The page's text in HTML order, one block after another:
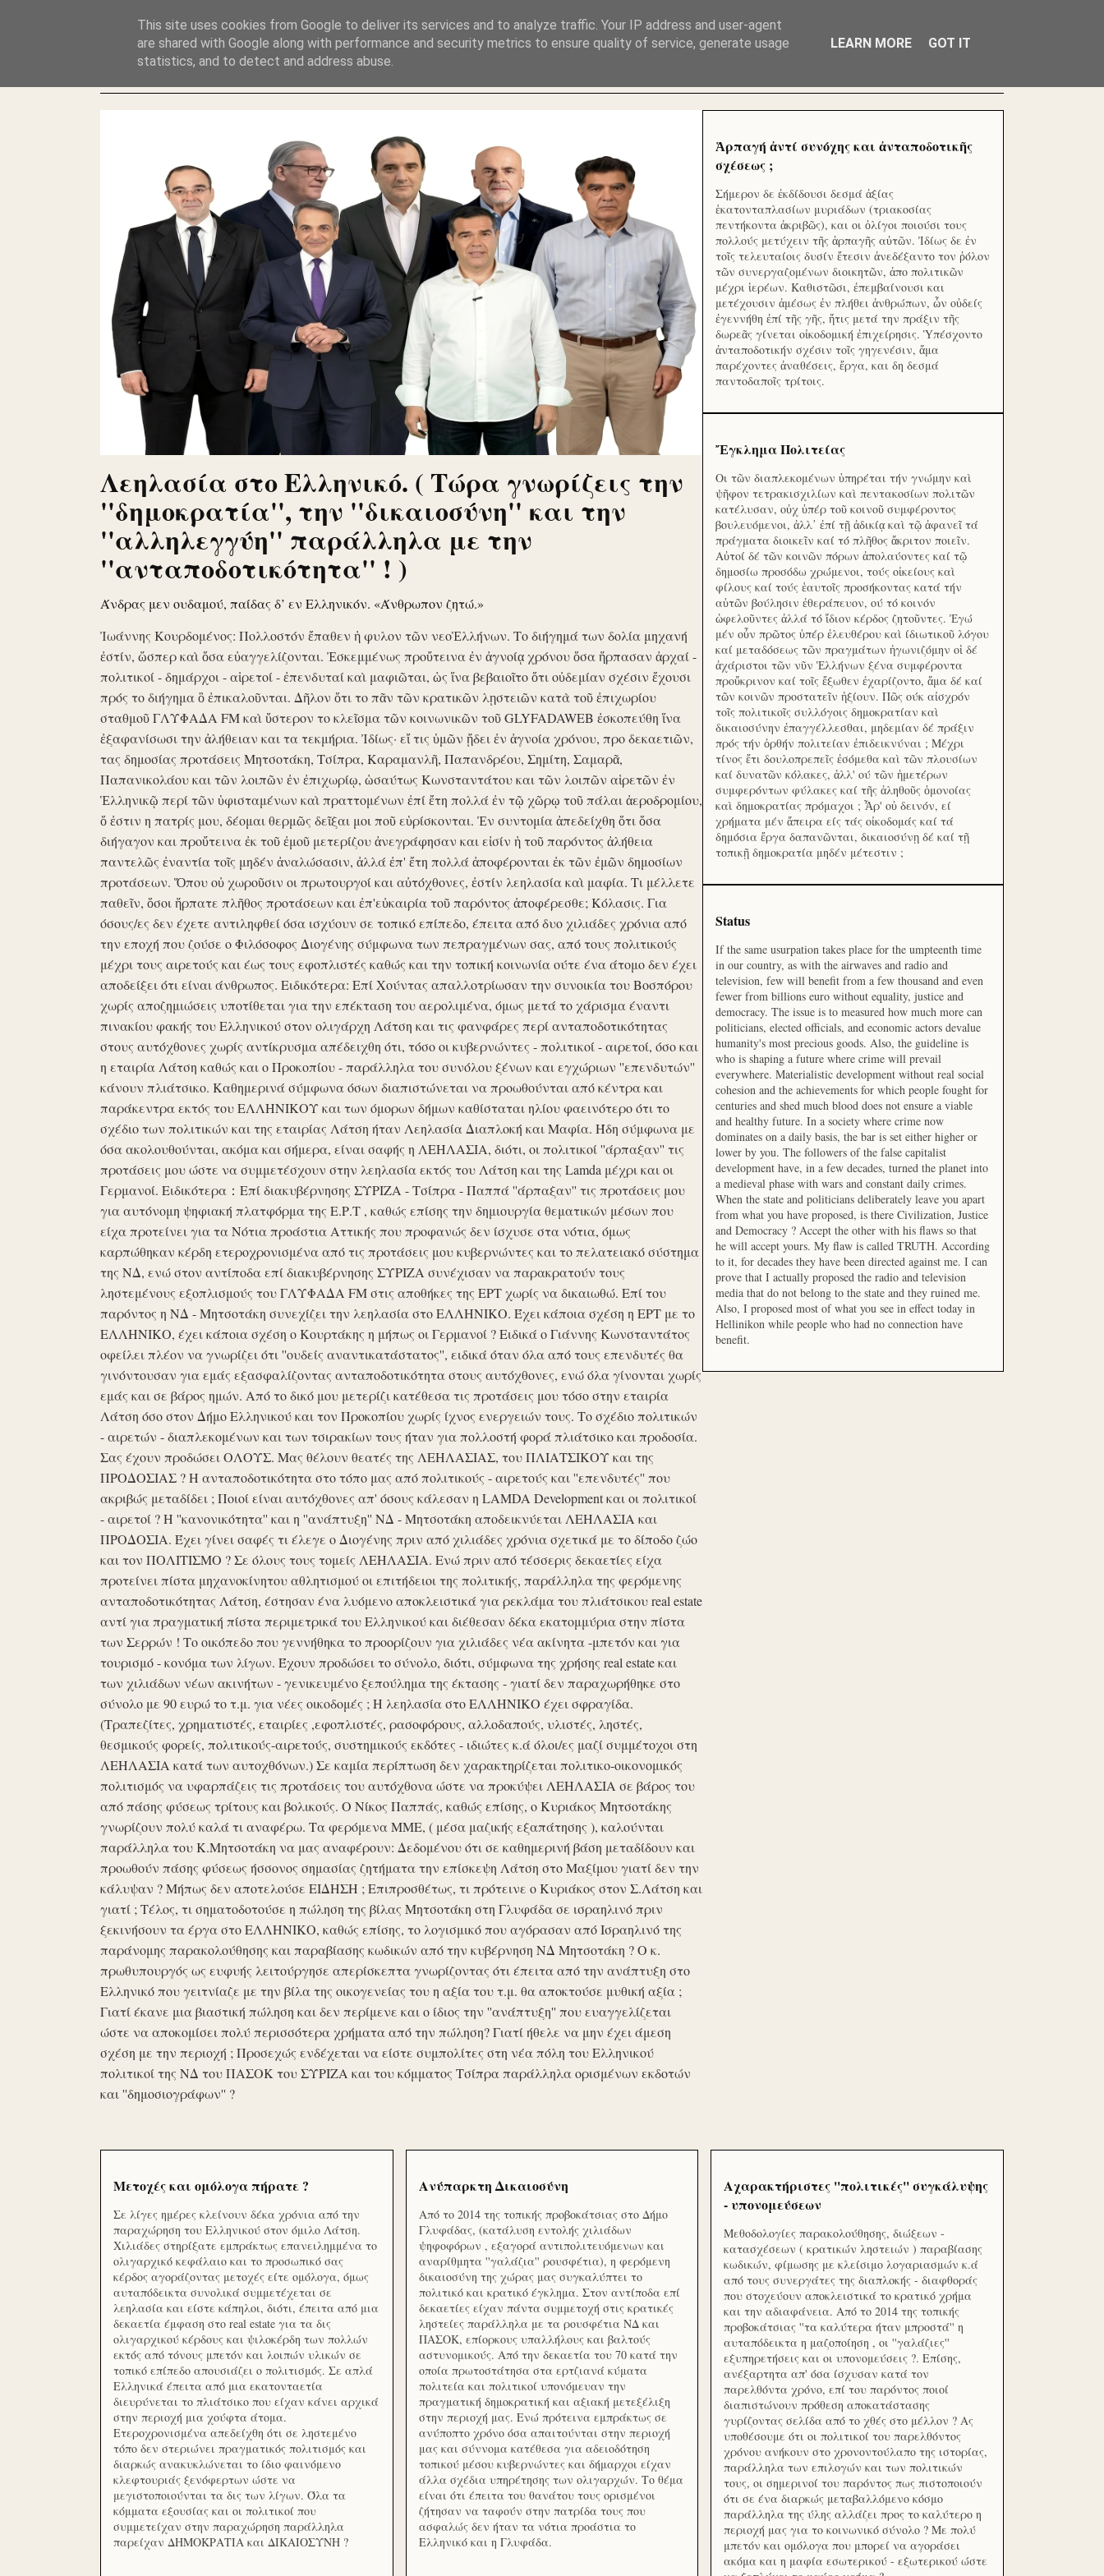
ΛΕΗΛΑΣΙΑ ΚΑΙ ΕΓΚΛΗΜΑ ?
Λεηλασία στο Ελληνικό. ( Τώρα γνωρίζεις την
''δημοκρατία'', την ''δικαιοσύνη'' και την
''αλληλεγγύη'' παράλληλα με την
''ανταποδοτικότητα'' ! )
Άνδρας μεν ουδαμού, παίδας δ’ εν Ελληνικόν. «Άνθρωπον ζητώ.»
Ἰωάννης Κουρδομένος: Πολλοστόν ἔπαθεν ἡ φυλον τῶν νεοἙλλήνων. Το διήγημά των δολία μηχανή
ἐστίν, ὥσπερ καὶ ὅσα εὐαγγελίζονται. Ἐσκεμμένως προὔτεινα ἐν ἀγνοίᾳ χρόνου ὅσα ἥρπασαν ἀρχαί -
πολιτικοί - δημάρχοι - αἱρετοί - ἐπενδυταί καὶ μαφιῶται, ὡς ἵνα βεβαιοῖτο ὅτι οὐδεμίαν σχέσιν ἔχουσι
πρός το διήγημα ὃ ἐπικαλοῦνται. Δῆλον ὅτι το πᾶν τῶν κρατικῶν λῃστειῶν κατὰ τοῦ ἐπιχωρίου
σταθμοῦ ΓΛΥΦΑΔΑ FM καὶ ὕστερον το κλεῖσμα τῶν κοινωνικῶν τοῦ GLYFADAWEB ἐσκοπεύθη ἵνα
ἐξαφανίσωσι την ἀλήθειαν και τα τεκμήρια. Ἰδίως· εἴ τις ὑμῶν ᾔδει ἐν ἀγνοία χρόνου, προ δεκαετιῶν,
τας δημοσίας προτάσεις Μητσοτάκη, Τσίπρα, Καραμανλῆ, Παπανδρέου, Σημίτη, Σαμαρᾶ,
Παπανικολάου και τῶν λοιπῶν ἐν ἐπιχωρίῳ, ὡσαύτως Κωνσταντάτου και τῶν λοιπῶν αἱρετῶν ἐν
Ἑλληνικῷ περί τῶν ὑφισταμένων καὶ πραττομένων ἐπί ἔτη πολλά ἐν τῷ χῶρῳ τοῦ πάλαι ἀεροδρομίου,
ὅ ἐστιν η πατρίς μου, δέομαι θερμῶς δεῖξαι μοι ποῦ εὑρίσκονται. Ἐν συντομία ἀπεδείχθη ὅτι ὅσα
διήγαγον και προὔτεινα ἐκ τοῦ ἐμοῦ μετερίζου ἀνεγράφησαν και εἰσίν ἡ τοῦ παρόντος ἀλήθεια
παντελῶς ἐναντία τοῖς μηδέν ἀναλώσασιν, ἀλλά ἐπ' ἔτη πολλά ἀποφέρονται ἐκ τῶν ἐμῶν δημοσίων
προτάσεων. Ὅπου οὐ χωροῦσιν οι πρωτουργοί και αὐτόχθονες, ἐστίν λεηλασία καὶ μαφία. Τι μέλλετε
παθεῖν, ὅσοι ἥρπατε πλῆθος προτάσεων και ἐπ'εὐκαιρία τοῦ παρόντος ἀποφέρεσθε; Κόλασις. Για
όσους/ες δεν έχετε αντιληφθεί όσα ισχύουν σε τοπικό επίπεδο, έπειτα από δυο χιλιάδες χρόνια από
την εποχή που ζούσε ο Φιλόσοφος Διογένης σύμφωνα των πεπραγμένων σας, από τους πολιτικούς
μέχρι τους αιρετούς και έως τους εφοπλιστές καθώς και την τοπική κοινωνία ούτε ένα άτομο δεν έχει
αποδείξει ότι είναι άνθρωπος. Ειδικότερα: Επί Χούντας απαλλοτρίωσαν την συνοικία του Βοσπόρου
χωρίς αποζημιώσεις υποτίθεται για την επέκταση του αερολιμένα, όμως μετά το χάρισμα έναντι
πινακίου φακής του Ελληνικού στον ολιγάρχη Λάτση και τις φανφάρες περί ανταποδοτικότητας
στους αυτόχθονες χωρίς αντίκρυσμα απέδειχθη ότι, τόσο οι κυβερνώντες - πολιτικοί - αιρετοί, όσο και
η εταιρία Λάτση καθώς και ο Προκοπίου - παράλληλα του συνόλου ξένων και εγχώριων ''επενδυτών''
κάνουν πλιάτσικο. Καθημερινά σύμφωνα όσων διαπιστώνεται να προωθούνται από κέντρα και
παράκεντρα εκτός του ΕΛΛΗΝΙΚΟΥ και των όμορων δήμων καθίσταται ηλίου φαεινότερο ότι το
σχέδιο των πολιτικών και της εταιρίας Λάτση ήταν Λεηλασία Διαπλοκή και Μαφία. Ήδη σύμφωνα με
όσα ακολουθούνται, ακόμα και σήμερα, είναι σαφής η ΛΕΗΛΑΣΙΑ, διότι, οι πολιτικοί ''άρπαξαν'' τις
προτάσεις μου ώστε να συμμετέσχουν στην λεηλασία εκτός του Λάτση και της Lamda μέχρι και οι
Γερμανοί. Ειδικότερα：Επί διακυβέρνησης ΣΥΡΙΖΑ - Τσίπρα - Παππά ''άρπαξαν'' τις προτάσεις μου
για αυτόνομη ψηφιακή πλατφόρμα της Ε.Ρ.Τ , καθώς επίσης την δημιουργία θεματικών μέσων που
είχα προτείνει για τα Νότια προάστια Αττικής που προφανώς δεν ίσχυσε στα νότια, όμως
καρπώθηκαν κέρδη ετεροχρονισμένα από τις προτάσεις μου κυβερνώντες και το πελατειακό σύστημα
της ΝΔ, ενώ στον αντίποδα επί διακυβέρνησης ΣΥΡΙΖΑ συνέχισαν να παρακρατούν τους
ληστεμένους εξοπλισμούς του ΓΛΥΦΑΔΑ FM στις αποθήκες της ΕΡΤ χωρίς να δικαιωθώ. Επί του
παρόντος η ΝΔ - Μητσοτάκη συνεχίζει την λεηλασία στο ΕΛΛΗΝΙΚΟ. Έχει κάποια σχέση η ΕΡΤ με το
ΕΛΛΗΝΙΚΟ, έχει κάποια σχέση ο Κουρτάκης η μήπως οι Γερμανοί ? Ειδικά ο Γιάννης Κωνσταντάτος
οφείλει πλέον να γνωρίζει ότι ''ουδείς αναντικατάστατος'', ειδικά όταν όλα από τους επενδυτές θα
γινόντουσαν για εμάς εξασφαλίζοντας ανταποδοτικότητα στους αυτόχθονες, ενώ όλα γίνονται χωρίς
εμάς και σε βάρος ημών. Από το δικό μου μετερίζι κατέθεσα τις προτάσεις μου τόσο στην εταιρία
Λάτση όσο στον Δήμο Ελληνικού και τον Προκοπίου χωρίς ίχνος ενεργειών τους. Το σχέδιο πολιτικών
- αιρετών - διαπλεκομένων και των τσιρακίων τους ήταν για πολλοστή φορά πλιάτσικο και προδοσία.
Σας έχουν προδώσει ΟΛΟΥΣ. Μας θέλουν θεατές της ΛΕΗΛΑΣΙΑΣ, του ΠΛΙΑΤΣΙΚΟΥ και της
ΠΡΟΔΟΣΙΑΣ ? Η ανταποδοτικότητα στο τόπο μας από πολιτικούς - αιρετούς και ''επενδυτές'' που
ακριβώς μεταδίδει ; Ποιοί είναι αυτόχθονες απ' όσους κάλεσαν η LAMDA Development και οι πολιτικοί
- αιρετοί ? Η ''κανονικότητα'' και η ''ανάπτυξη'' ΝΔ - Μητσοτάκη αποδεικνύεται ΛΕΗΛΑΣΙΑ και
ΠΡΟΔΟΣΙΑ. Έχει γίνει σαφές τι έλεγε ο Διογένης πριν από χιλιάδες χρόνια σχετικά με το δίποδο ζώο
και τον ΠΟΛΙΤΙΣΜΟ ? Σε όλους τους τομείς ΛΕΗΛΑΣΙΑ. Ενώ πριν από τέσσερις δεκαετίες είχα
προτείνει πίστα μηχανοκίνητου αθλητισμού οι επιτήδειοι της πολιτικής, παράλληλα της φερόμενης
ανταποδοτικότητας Λάτση, έστησαν ένα λυόμενο αποκλειστικά για ρεκλάμα του πλιάτσικου real estate
αντί για πραγματική πίστα περιμετρικά του Ελληνικού και διέθεσαν δέκα εκατομμύρια στην πίστα
των Σερρών ! Το οικόπεδο που γεννήθηκα το προορίζουν για χιλιάδες νέα ακίνητα -μπετόν και για
τουρισμό - κονόμα των λίγων. Έχουν προδώσει το σύνολο, διότι, σύμφωνα της χρήσης real estate και
των χιλιάδων νέων ακινήτων - γενικευμένο ξεπούλημα της έκτασης - γιατί δεν παραχωρήθηκε στο
σύνολο με 90 ευρώ το τ.μ. για νέες οικοδομές ; Η λεηλασία στο ΕΛΛΗΝΙΚΟ έχει σφραγίδα.
(Τραπεζίτες, χρηματιστές, εταιρίες ,εφοπλιστές, ρασοφόρους, αλλοδαπούς, υλιστές, ληστές,
θεσμικούς φορείς, πολιτικούς-αιρετούς, συστημικούς εκδότες - ιδιώτες κ.ά όλοι/ες μαζί συμμέτοχοι στη
ΛΕΗΛΑΣΙΑ κατά των αυτοχθόνων.) Σε καμία περίπτωση δεν χαρακτηρίζεται πολιτικο-οικονομικός
πολιτισμός να υφαρπάζεις τις προτάσεις του αυτόχθονα ώστε να προκύψει ΛΕΗΛΑΣΙΑ σε βάρος του
από πάσης φύσεως τρίτους και βολικούς. Ο Νίκος Παππάς, καθώς επίσης, ο Κυριάκος Μητσοτάκης
γνωρίζουν πολύ καλά τι αναφέρω. Τα φερόμενα ΜΜΕ, ( μέσα μαζικής εξαπάτησης ), καλούνται
παράλληλα του Κ.Μητσοτάκη να μας αναφέρουν: Δεδομένου ότι σε καθημερινή βάση μεταδίδουν και
προωθούν πάσης φύσεως ήσσονος σημασίας ζητήματα την επίσκεψη Λάτση στο Μαξίμου γιατί δεν την
κάλυψαν ? Μήπως δεν αποτελούσε ΕΙΔΗΣΗ ; Επιπροσθέτως, τι πρότεινε ο Κυριάκος στον Σ.Λάτση και
γιατί ; Τέλος, τι σηματοδοτούσε η πώληση της βίλας Μητσοτάκη στη Γλυφάδα σε ισραηλινό πριν
ξεκινήσουν τα έργα στο ΕΛΛΗΝΙΚΟ, καθώς επίσης, το λογισμικό που αγόρασαν από Ισραηλινό της
παράνομης παρακολούθησης και παραβίασης κωδικών από την κυβέρνηση ΝΔ Μητσοτάκη ? Ο κ.
πρωθυπουργός ως ευφυής λειτούργησε απερίσκεπτα γνωρίζοντας ότι έπειτα από την ανάπτυξη στο
Ελληνικό που γειτνίαζε με την βίλα της οικογενείας του η αξία του τ.μ. θα αποκτούσε μυθική αξία ;
Γιατί έκανε μια βιαστική πώληση και δεν περίμενε και ο ίδιος την ''ανάπτυξη'' που ευαγγελίζεται
ώστε να αποκομίσει πολύ περισσότερα χρήματα από την πώληση? Γιατί ήθελε να μην έχει άμεση
σχέση με την περιοχή ; Προσεχώς ενδέχεται να είστε συμπολίτες στη νέα πόλη του Ελληνικού
πολιτικοί της ΝΔ του ΠΑΣΟΚ του ΣΥΡΙΖΑ και του κόμματος Τσίπρα παράλληλα ορισμένων εκδοτών
και ''δημοσιογράφων'' ?
Ἁρπαγή ἀντί συνόχης και ἀνταποδοτικῆς
σχέσεως ;
Σήμερον δε ἐκδίδουσι δεσμά ἀξίας
ἑκατονταπλασίων μυριάδων (τριακοσίας
πεντήκοντα ἀκριβῶς), και οι ὀλίγοι ποιούσι τους
πολλούς μετύχειν τῆς ἁρπαγῆς αὐτῶν. Ἰδίως δε ἐν
τοῖς τελευταίοις δυσίν ἔτεσιν ἀνεδέξαντο τον ῥόλον
τῶν συνεργαζομένων διοικητῶν, ἀπο πολιτικῶν
μέχρι ἱερέων. Καθιστῶσι, ἐπεμβαίνουσι και
μετέχουσιν ἀμέσως ἐν πλήθει ἀνθρώπων, ὧν οὐδείς
ἐγεννήθη ἐπί τῆς γῆς, ἥτις μετά την πράξιν τῆς
δωρεᾶς γίνεται οἰκοδομική ἐπιχείρησις. Ὑπέσχοντο
ἀνταποδοτικήν σχέσιν τοῖς γηγενέσιν, ἅμα
παρέχοντες ἀναθέσεις, ἔργα, και δη δεσμά
παντοδαποῖς τρίτοις.
Ἔγκλημα Πολιτείας
Οι τῶν διαπλεκομένων ὑπηρέται τήν γνώμην καὶ
ψῆφον τετρακισχιλίων καὶ πεντακοσίων πολιτῶν
κατέλυσαν, οὐχ ὑπέρ τοῦ κοινοῦ συμφέροντος
βουλευόμενοι, ἀλλ᾽ ἐπί τῇ ἀδικίᾳ καὶ τῷ ἀφανεῖ τά
πράγματα διοικεῖν καί τό πλῆθος ἄκριτον ποιεῖν.
Αὐτοί δέ τῶν κοινῶν πόρων ἀπολαύοντες καί τῷ
δημοσίω προσόδω χρώμενοι, τούς οἰκείους καὶ
φίλους καί τούς ἑαυτοῖς προσήκοντας κατά τήν
αὑτῶν βούλησιν ἐθεράπευον, ού τό κοινόν
ὠφελοῦντες ἀλλά τό ἴδιον κέρδος ζητοῦντες. Ἐγώ
μέν οὖν πρῶτος ὑπέρ ἐλευθέρου καὶ ίδιωτικοῦ λόγου
καί μεταδόσεως τῶν πραγμάτων ἠγωνιζόμην οἱ δέ
ἀχάριστοι τῶν νῦν Ἑλλήνων ξένα συμφέροντα
προὔκρινον καί τοῖς ἔξωθεν ἐχαρίζοντο, ἅμα δέ καί
τῶν κοινῶν προστατεῖν ἠξίουν. Πῶς ούκ αἰσχρόν
τοῖς πολιτικοῖς συλλόγοις δημοκρατίαν καὶ
δικαιοσύνην ἐπαγγέλλεσθαι, μηδεμίαν δέ πράξιν
πρός τήν ὀρθήν πολιτείαν ἐπιδεικνύναι ; Μέχρι
τίνος ἔτι δουλοπρεπεῖς ἐσόμεθα καὶ τῶν πλουσίων
καί δυνατῶν κόλακες, ἀλλ' ού τῶν ἡμετέρων
συμφερόντων φύλακες καί τῆς ἀληθοῦς ὁμονοίας
καὶ δημοκρατίας πρόμαχοι ; Ἆρ' οὐ δεινόν, εί
χρήματα μέν ἄπειρα είς τάς οἰκοδομάς καί τά
δημόσια ἔργα δαπανῶνται, δικαιοσύνῃ δέ καί τῇ
τοπικῇ δημοκρατία μηδέν μέτεστιν ;
Status
If the same usurpation takes place for the umpteenth time
in our country, as with the airwaves and radio and
television, few will benefit from a few thousand and even
fewer from billions euro without equality, justice and
democracy. The issue is to measured how much more can
politicians, elected officials, and economic actors devalue
humanity's most precious goods. Also, the guideline is
who is shaping a future where crime will prevail
everywhere. Materialistic development without real social
cohesion and the achievements for which people fought for
centuries and shed much blood does not ensure a viable
and healthy future. In a society where crime now
dominates on a daily basis, the bar is set either higher or
lower by you. The followers of the false capitalist
development have, in a few decades, turned the planet into
a medieval phase with wars and constant daily crimes.
When the state and politicians deliberately leave you apart
from what you have proposed, is there Civilization, Justice
and Democracy ? Accept the other with his flaws so that
he will accept yours. My flaw is called TRUTH. According
to it, for decades they have been directed against me. I can
prove that I actually proposed the radio and television
media that do not belong to the state and they ruined me.
Also, I proposed most of what you see in effect today in
Hellinikon while people who had no connection have
benefit.
Μετοχές και ομόλογα πήρατε ?
Σε λίγες ημέρες κλείνουν δέκα χρόνια από την
παραχώρηση του Ελληνικού στον όμιλο Λάτση.
Χιλιάδες στηρίξατε εμπράκτως επανειλημμένα το
ολιγαρχικό κεφάλαιο και το προσωπικό σας
κέρδος αγοράζοντας μετοχές είτε ομόλογα, όμως
αυταπόδεικτα συνολικά συμμετέχεται σε
λεηλασία και είστε κάπηλοι, διότι, έπειτα από μια
δεκαετία έμφαση στο real estate για τα δις
ολιγαρχικού κέρδους και ψιλοκέρδη των πολλών
εκτός από τόνους μπετόν και λοιπών υλικών σε
τοπικό επίπεδο απουσιάζει ο πολιτισμός. Σε απλά
Ελληνικά έπειτα από μια εκατονταετία
διευρύνεται το πλιάτσικο που είχαν κάνει αρχικά
στην περιοχή μια χούφτα άτομα.
Ετεροχρονισμένα απεδείχθη ότι σε ληστεμένο
τόπο δεν στεριώνει πραγματικός πολιτισμός και
διαρκώς ανακυκλώνεται το ίδιο φαινόμενο
κλεφτουριάς ξενόφερτων ώστε να
μεγιστοποιούνται τα δις των λίγων. Όλα τα
κόμματα εξουσίας και οι πολιτικοί που
συμμετείχαν στην παραχώρηση παράλληλα
παρείχαν ΔΗΜΟΚΡΑΤΙΑ και ΔΙΚΑΙΟΣΥΝΗ ?
Ανύπαρκτη Δικαιοσύνη
Από το 2014 της τοπικής προβοκάτσιας στο Δήμο
Γλυφάδας, (κατάλυση εντολής χιλιάδων
ψηφοφόρων , εξαγορά αντιπολιτευόμενων και
αναρίθμητα ''γαλάζια'' ρουσφέτια), η φερόμενη
δικαιοσύνη της χώρας μας συγκαλύπτει το
πολιτικό και κρατικό έγκλημα. Στον αντίποδα επί
δεκαετίες είχαν πάντα συμμετοχή στις κρατικές
ληστείες παράλληλα με τα ρουσφέτια ΝΔ και
ΠΑΣΟΚ, επίορκους υπαλλήλους και βαλτούς
αστυνομικούς. Από την δεκαετία του 70 κατά την
οποία πρωτοστάτησα στα ερτζιανά κύματα
πολιτεία και πολιτικοί υπονόμευαν την
πραγματική δημοκρατική και αξιακή μετεξέλιξη
στην περιοχή μας. Ενώ πρότεινα εμπράκτως σε
ανύποπτο χρόνο όσα απαιτούνται στην περιοχή
μας και σύννομα κατέθεσα για αδειοδότηση
τοπικού μέσου κυβερνώντες και δήμαρχοι είχαν
άλλα σχέδια υπηρέτησης των ολιγαρχών. Το θέμα
είναι ότι έπειτα του θανάτου τους ορισμένοι
ζήτησαν να ταφούν στην πατρίδα τους που
ασφαλώς δεν ήταν τα νότια προάστια το
Ελληνικό και η Γλυφάδα.
Αχαρακτήριστες ''πολιτικές'' συγκάλυψης
- υπονομεύσεων
Μεθοδολογίες παρακολούθησης, διώξεων -
κατασχέσεων ( κρατικών ληστειών ) παραβίασης
κωδικών, φίμωσης με κλείσιμο λογαριασμών κ.ά
από τους συνεργάτες της διαπλοκής - διαφθοράς
που στοχεύουν αποκλειστικά το κρατικό χρήμα
και την αδιαφάνεια. Από το 2014 της τοπικής
προβοκάτσιας ''τα καλύτερα ήταν μπροστά'' η
αυταπόδεικτα η μαζοποίηση , οι ''γαλάζιες''
εξυπηρετήσεις και οι υπονομεύσεις ?. Επίσης,
ανέξαρτητα απ' όσα ίσχυσαν κατά τον
παρελθόντα χρόνο, επί του παρόντος ποιοί
διαπιστώνουν πρόθεση αποκατάστασης
γυρίζοντας σελίδα από το χθές στο μέλλον ? Ας
υποθέσουμε ότι οι πολιτικοί του παρελθόντος
χρόνου ανήκουν στο χρονοντούλαπο της ιστορίας,
παράλληλα των επιλογών και των πολιτικών
τους, οι σημερινοί του παρόντος πως πιστοποιούν
ότι σε ένα διαρκώς μεταβαλλόμενο κόσμο
παράλληλα της ύλης αλλάζει προς το καλύτερο η
περιοχή μας για το κοινωνικό σύνολο ? Με πολύ
μπετόν και ομόλογα που μπορεί να αγοράσει
ακόμα και η μαφία εσωτερικού - εξωτερικού ώστε
This site uses cookies from Google to deliver its services and to analyze traffic. Your IP address and user-agent
are shared with Google along with performance and security metrics to ensure quality of service, generate usage
statistics, and to detect and address abuse.
LEARN MORE GOT IT